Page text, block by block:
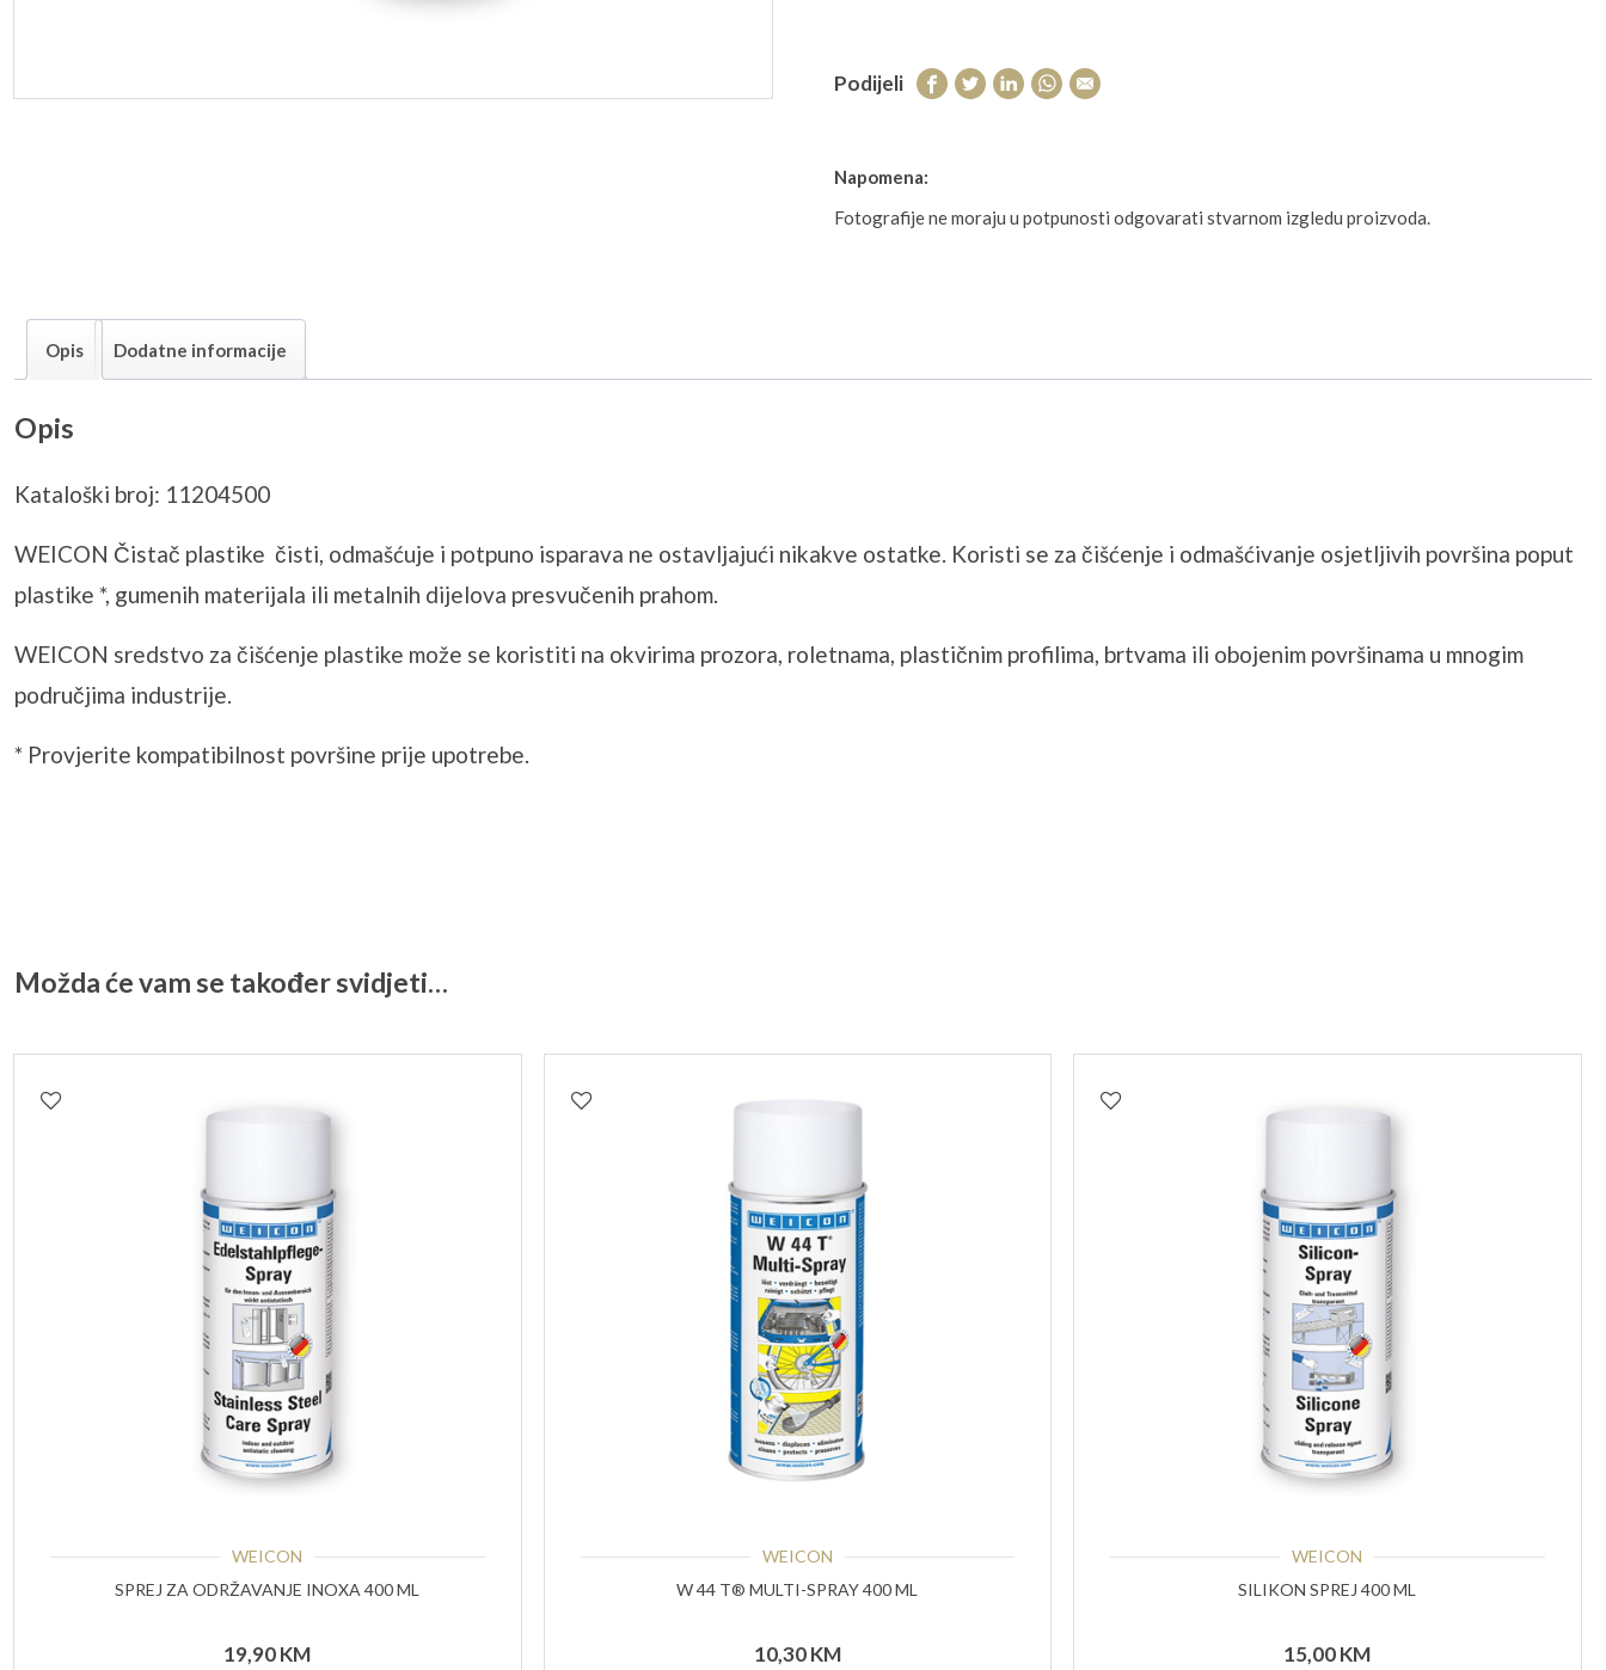
Podijeli
Napomena:
Fotografije ne moraju u potpunosti odgovarati stvarnom izgledu proizvoda.
Opis Dodatne informacije
Opis
Kataloški broj: 11204500
WEICON Čistač plastike čisti, odmašćuje i potpuno isparava ne ostavljajući nikakve ostatke. Koristi se za čišćenje i odmašćivanje osjetljivih površina poput
plastike *, gumenih materijala ili metalnih dijelova presvučenih prahom.
WEICON sredstvo za čišćenje plastike može se koristiti na okvirima prozora, roletnama, plastičnim profilima, brtvama ili obojenim površinama u mnogim
područjima industrije.
* Provjerite kompatibilnost površine prije upotrebe.
Možda će vam se također svidjeti…
WEICON
SPREJ ZA ODRŽAVANJE INOXA 400 ML
19,90KM
WEICON
W 44 T® MULTI-SPRAY 400 ML
10,30KM
WEICON
SILIKON SPREJ 400 ML
15,00KM